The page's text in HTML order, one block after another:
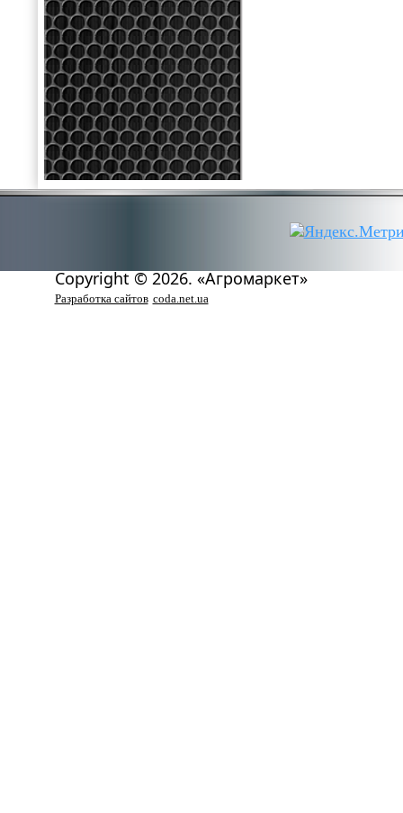
Copyright © 2026. «Агромаркет»
Разработка сайтов coda.net.ua